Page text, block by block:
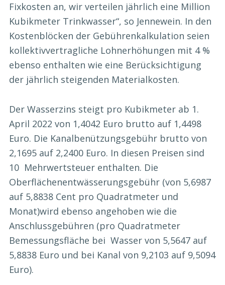
Fixkosten an, wir verteilen jährlich eine Million
Kubikmeter Trinkwasser“, so Jennewein. In den
Kostenblöcken der Gebührenkalkulation seien
kollektivvertragliche Lohnerhöhungen mit 4 %
ebenso enthalten wie eine Berücksichtigung
der jährlich steigenden Materialkosten.
Der Wasserzins steigt pro Kubikmeter ab 1.
April 2022 von 1,4042 Euro brutto auf 1,4498
Euro. Die Kanalbenützungsgebühr brutto von
2,1695 auf 2,2400 Euro. In diesen Preisen sind
10 Mehrwertsteuer enthalten. Die
Oberflächenentwässerungsgebühr (von 5,6987
auf 5,8838 Cent pro Quadratmeter und
Monat)wird ebenso angehoben wie die
Anschlussgebühren (pro Quadratmeter
Bemessungsfläche bei Wasser von 5,5647 auf
5,8838 Euro und bei Kanal von 9,2103 auf 9,5094
Euro).